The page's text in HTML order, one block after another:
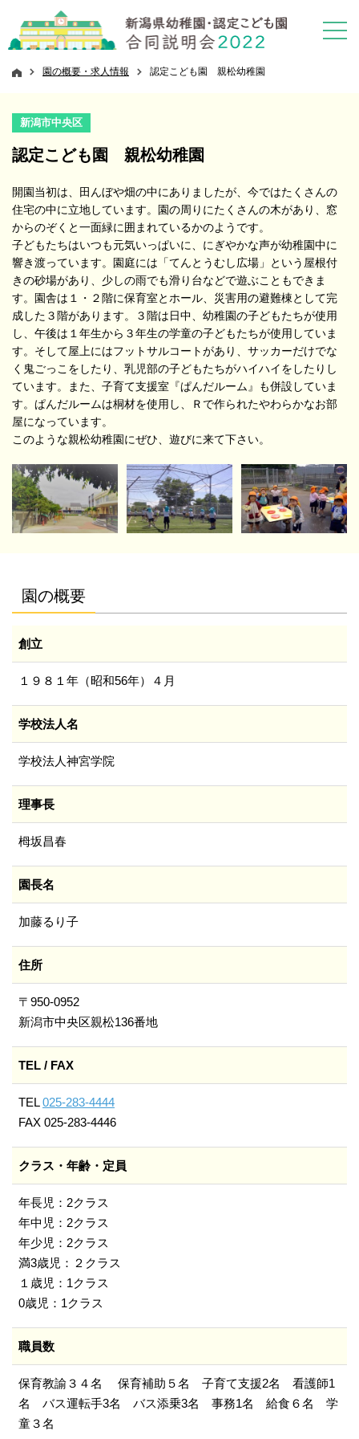
園の概要・求人情報 認定こども園 親松幼稚園
新潟市中央区
認定こども園 親松幼稚園
開園当初は、田んぼや畑の中にありましたが、今ではたくさんの
住宅の中に立地しています。園の周りにたくさんの木があり、窓
からのぞくと一面緑に囲まれているかのようです。
子どもたちはいつも元気いっぱいに、にぎやかな声が幼稚園中に
響き渡っています。園庭には「てんとうむし広場」という屋根付
きの砂場があり、少しの雨でも滑り台などで遊ぶこともできま
す。園舎は１・２階に保育室とホール、災害用の避難棟として完
成した３階があります。３階は日中、幼稚園の子どもたちが使用
し、午後は１年生から３年生の学童の子どもたちが使用していま
す。そして屋上にはフットサルコートがあり、サッカーだけでな
く鬼ごっこをしたり、乳児部の子どもたちがハイハイをしたりし
ています。また、子育て支援室『ぱんだルーム』も併設していま
す。ぱんだルームは桐材を使用し、Ｒで作られたやわらかなお部
屋になっています。
このような親松幼稚園にぜひ、遊びに来て下さい。
園の概要
創立
１９８１年（昭和56年）４月
学校法人名
学校法人神宮学院
理事長
栂坂昌春
園長名
加藤るり子
住所
〒950-0952
新潟市中央区親松136番地
TEL / FAX
TEL025-283-4444
FAX 025-283-4446
クラス・年齢・定員
年長児：2クラス
年中児：2クラス
年少児：2クラス
満3歳児：２クラス
１歳児：1クラス
0歳児：1クラス
職員数
保育教諭３４名 保育補助５名 子育て支援2名 看護師1
名 バス運転手3名 バス添乗3名 事務1名 給食６名 学
童３名